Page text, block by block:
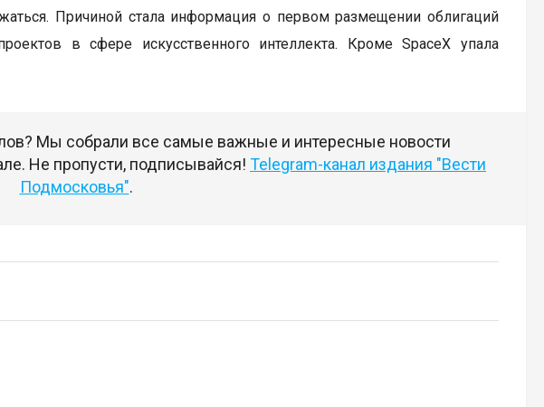
Причиной стала информация о первом размещении облигаций
в сфере искусственного интеллекта. Кроме SpaceX упала
Мы собрали все самые важные и интересные новости
Не пропусти, подписывайся! Telegram-канал издания "Вести
Подмосковья".